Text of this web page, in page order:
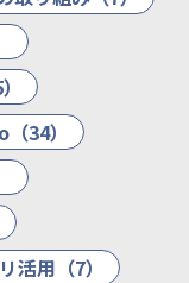
34）
活用（7）